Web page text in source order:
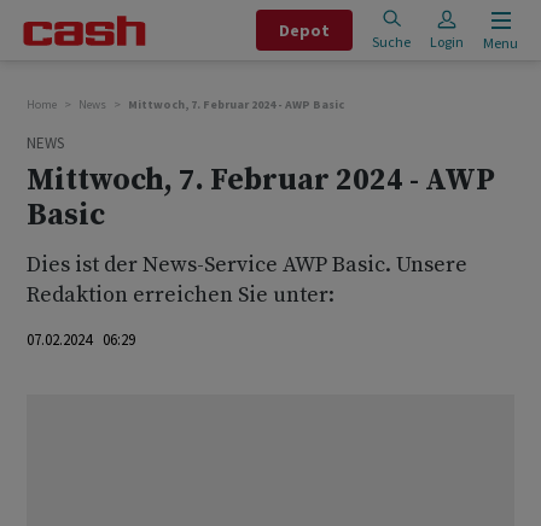
Depot
Suche Login Menu
Home News Mittwoch, 7. Februar 2024 - AWP Basic
NEWS
Mittwoch, 7. Februar 2024 - AWP
Basic
Dies ist der News-Service AWP Basic. Unsere
Redaktion erreichen Sie unter:
07.02.2024 06:29